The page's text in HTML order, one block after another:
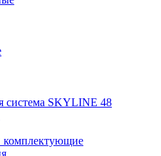
система SKYLINE 48
комплектующие